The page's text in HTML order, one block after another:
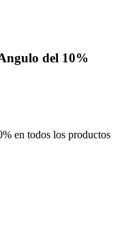
del 10%
en todos los productos